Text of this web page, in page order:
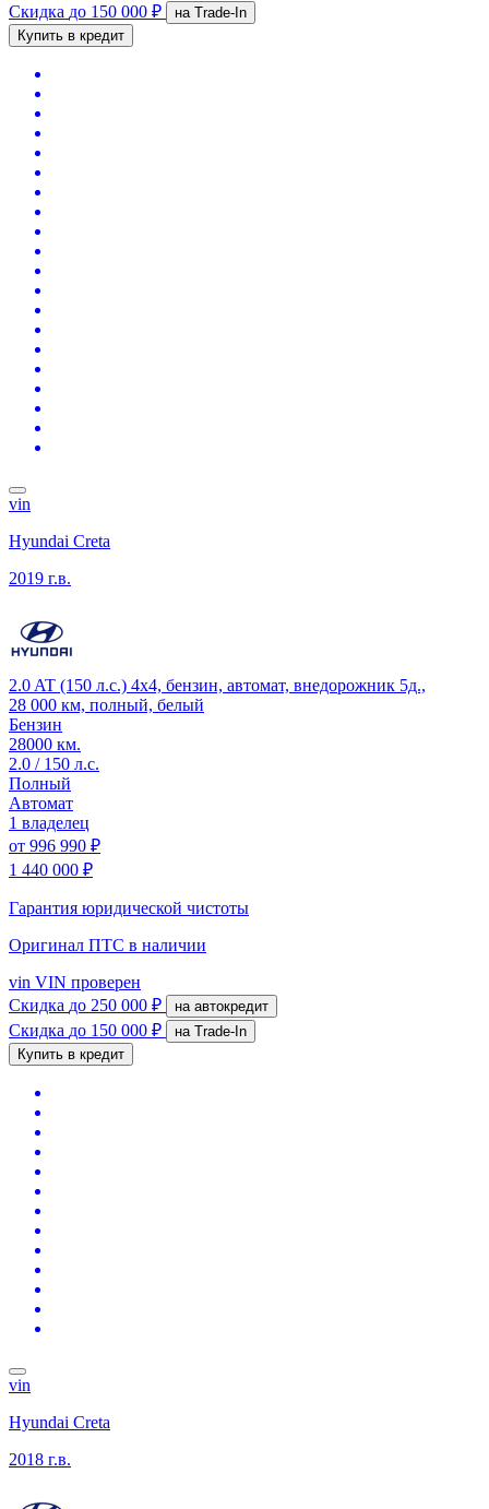
Скидка до 150 000 ₽
на Trade-In
Купить в кредит
vin
Hyundai Creta
2019 г.в.
2.0 AT (150 л.с.) 4x4, бензин, автомат, внедорожник 5д.,
28 000 км, полный, белый
Бензин
28000 км.
2.0 / 150 л.с.
Полный
Автомат
1 владелец
от 996 990 ₽
1 440 000 ₽
Гарантия юридической чистоты
Оригинал ПТС в наличии
vin VIN проверен
Скидка до 250 000 ₽ на автокредит
Скидка до 150 000 ₽
на Trade-In
Купить в кредит
vin
Hyundai Creta
2018 г.в.